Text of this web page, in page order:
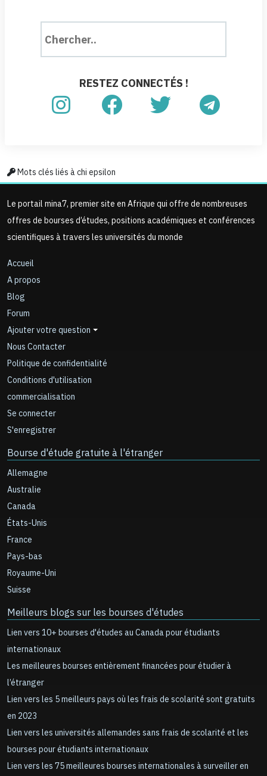
RESTEZ CONNECTÉS !
Mots clés liés à chi epsilon
Le portail mina7, premier site en Afrique qui offre de nombreuses
offres de bourses d’études, positions académiques et conférences
scientifiques à travers les universités du monde
Accueil
A propos
Blog
Forum
Ajouter votre question
Nous Contacter
Politique de confidentialité
Conditions d'utilisation
commercialisation
Se connecter
S'enregistrer
Bourse d'étude gratuite à l'étranger
Allemagne
Australie
Canada
États-Unis
France
Pays-bas
Royaume-Uni
Suisse
Meilleurs blogs sur les bourses d'études
Lien vers 10+ bourses d'études au Canada pour étudiants
internationaux
Les meilleures bourses entièrement financées pour étudier à
l’étranger
Lien vers les 5 meilleurs pays où les frais de scolarité sont gratuits
en 2023
Lien vers les universités allemandes sans frais de scolarité et les
bourses pour étudiants internationaux
Lien vers les 75 meilleures bourses internationales à surveiller en